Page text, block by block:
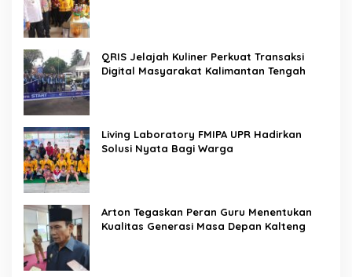
QRIS Jelajah Kuliner Perkuat Transaksi
Digital Masyarakat Kalimantan Tengah
Living Laboratory FMIPA UPR Hadirkan
Solusi Nyata Bagi Warga
Arton Tegaskan Peran Guru Menentukan
Kualitas Generasi Masa Depan Kalteng